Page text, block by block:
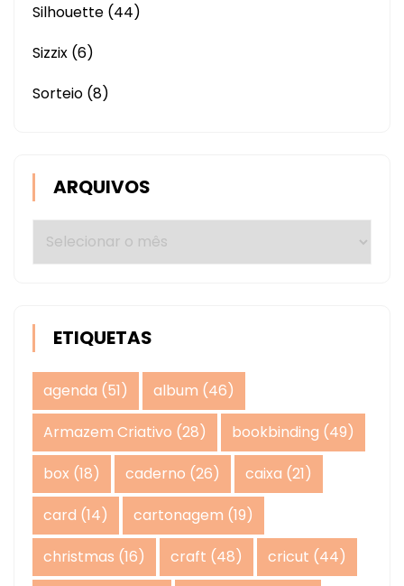
Silhouette (44)
Sizzix (6)
Sorteio (8)
ARQUIVOS
Arquivos
ETIQUETAS
agenda (51) album (46)
Armazem Criativo (28) bookbinding (49)
box (18) caderno (26) caixa (21)
card (14) cartonagem (19)
christmas (16) craft (48) cricut (44)